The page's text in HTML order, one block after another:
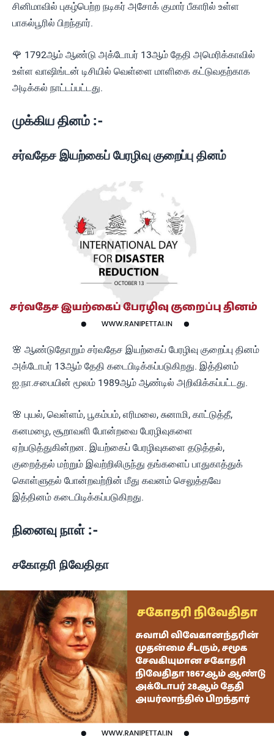
சினிமாவில் புகழ்பெற்ற நடிகர் அசோக் குமார் பீகாரில் உள்ள
பாகல்பூரில் பிறந்தார்.
🌹 1792ஆம் ஆண்டு அக்டோபர் 13ஆம் தேதி அமெரிக்காவில்
உள்ள வாஷிங்டன் டிசியில் வெள்ளை மாளிகை கட்டுவதற்காக
அடிக்கல் நாட்டப்பட்டது.
முக்கிய தினம் :-
சர்வதேச இயற்கைப் பேரழிவு குறைப்பு தினம்
🌸 ஆண்டுதோறும் சர்வதேச இயற்கைப் பேரழிவு குறைப்பு தினம்
அக்டோபர் 13ஆம் தேதி கடைபிடிக்கப்படுகிறது. இத்தினம்
ஐ.நா.சபையின் மூலம் 1989ஆம் ஆண்டில் அறிவிக்கப்பட்டது.
🌸 புயல், வெள்ளம், பூகம்பம், எரிமலை, சுனாமி, காட்டுத்தீ,
கனமழை, சூறாவளி போன்றவை பேரழிவுகளை
ஏற்படுத்துகின்றன. இயற்கைப் பேரழிவுகளை தடுத்தல்,
குறைத்தல் மற்றும் இவற்றிலிருந்து தங்களைப் பாதுகாத்துக்
கொள்ளுதல் போன்றவற்றின் மீது கவனம் செலுத்தவே
இத்தினம் கடைபிடிக்கப்படுகிறது.
நினைவு நாள் :-
சகோதரி நிவேதிதா